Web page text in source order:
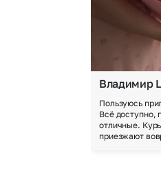
Владимир
Пользуюсь
Всё доступно,
отличные.
приезжают